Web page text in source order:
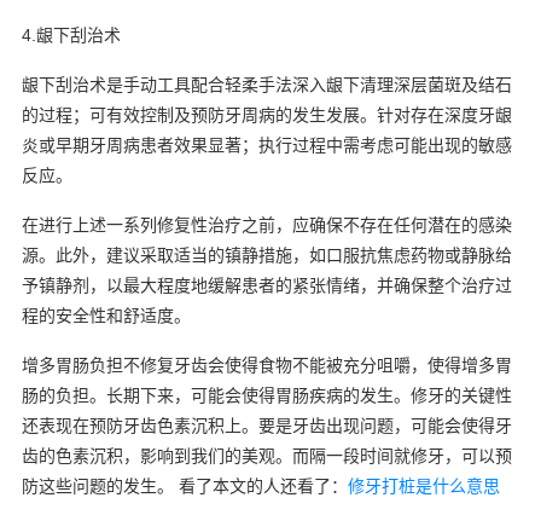
4.龈下刮治术
龈下刮治术是手动工具配合轻柔手法深入龈下清理深层菌斑及结石
的过程；可有效控制及预防牙周病的发生发展。针对存在深度牙龈
炎或早期牙周病患者效果显著；执行过程中需考虑可能出现的敏感
反应。
在进行上述一系列修复性治疗之前，应确保不存在任何潜在的感染
源。此外，建议采取适当的镇静措施，如口服抗焦虑药物或静脉给
予镇静剂，以最大程度地缓解患者的紧张情绪，并确保整个治疗过
程的安全性和舒适度。
增多胃肠负担不修复牙齿会使得食物不能被充分咀嚼，使得增多胃
肠的负担。长期下来，可能会使得胃肠疾病的发生。修牙的关键性
还表现在预防牙齿色素沉积上。要是牙齿出现问题，可能会使得牙
齿的色素沉积，影响到我们的美观。而隔一段时间就修牙，可以预
防这些问题的发生。 看了本文的人还看了： 修牙打桩是什么意思